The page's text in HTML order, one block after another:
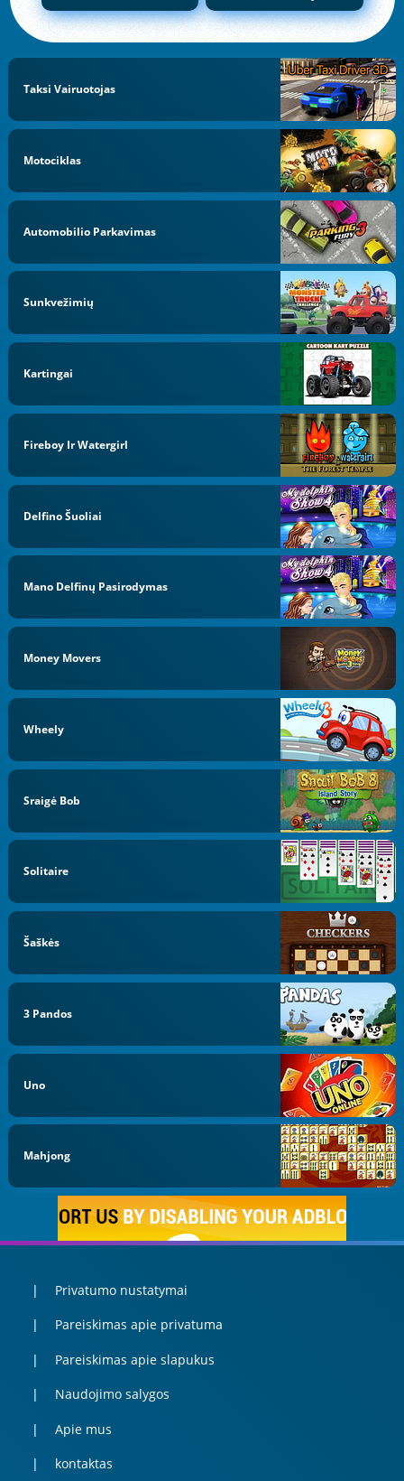
Taksi Vairuotojas
Motociklas
Automobilio Parkavimas
Sunkvežimių
Kartingai
Fireboy Ir Watergirl
Delfino Šuoliai
Mano Delfinų Pasirodymas
Money Movers
Wheely
Sraigė Bob
Solitaire
Šaškės
3 Pandos
Uno
Mahjong
Privatumo nustatymai
Pareiskimas apie privatuma
Pareiskimas apie slapukus
Naudojimo salygos
Apie mus
kontaktas